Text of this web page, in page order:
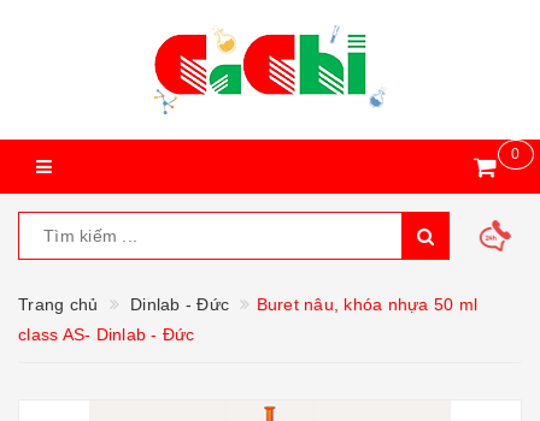
0
Trang chủ Dinlab - Đức
Buret nâu, khóa nhựa 50 ml
class AS- Dinlab - Đức